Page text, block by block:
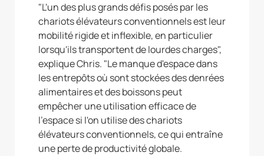
"L'un des plus grands défis posés par les
chariots élévateurs conventionnels est leur
mobilité rigide et inflexible, en particulier
lorsqu'ils transportent de lourdes charges",
explique Chris. "Le manque d'espace dans
les entrepôts où sont stockées des denrées
alimentaires et des boissons peut
empêcher une utilisation efficace de
l'espace si l'on utilise des chariots
élévateurs conventionnels, ce qui entraîne
une perte de productivité globale.